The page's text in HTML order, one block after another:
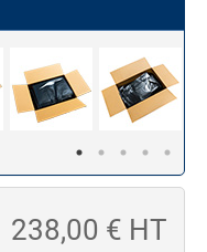
238,00 € HT